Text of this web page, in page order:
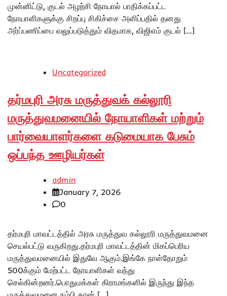
முன்னிட்டு, குடல் அழற்சி நோயால் பாதிக்கப்பட்ட
நோயாளிகளுக்கு சிறப்பு சிகிச்சை அளிப்பதில் தனது
அர்ப்பணிப்பை வலுப்படுத்தும் விதமாக, விஜிஎம் குடல் […]
Uncategorized
தர்மபுரி அரசு மருத்துவக் கல்லூரி
மருத்துவமனையில் நோயாளிகள் மற்றும்
பார்வையாளர்களை கடுமையாக பேசும்
ஒப்பந்த ஊழியர்கள்
admin
January 7, 2026
0
தர்மபுரி மாவட்டத்தில் அரசு மருத்துவ கல்லூரி மருத்துவமனை
செயல்பட்டு வருகிறது.தர்மபுரி மாவட்டத்தின் மிகப்பெரிய
மருத்துவமனையில் இதுவே ஆகும்.இங்கே நாள்தோறும்
500க்கும் மேற்பட்ட நோயாளிகள் வந்து
செல்கின்றனர்.பொதுமக்கள் கிராமங்களில் இருந்து இந்த